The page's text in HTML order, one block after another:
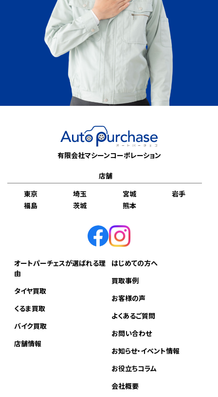
有限会社マシーンコーポレーション
店舗
東京
埼玉 宮城
岩手
福島
茨城 熊本
オートパーチェスが選ばれる理
由
タイヤ買取
くるま買取
バイク買取
店舗情報
はじめての方へ
買取事例
お客様の声
よくあるご質問
お問い合わせ
お知らせ・イベント情報
お役立ちコラム
会社概要